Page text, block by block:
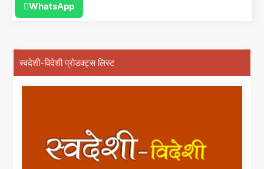
WhatsApp
स्वदेशी-विदेशी प्रोडक्ट्स लिस्ट